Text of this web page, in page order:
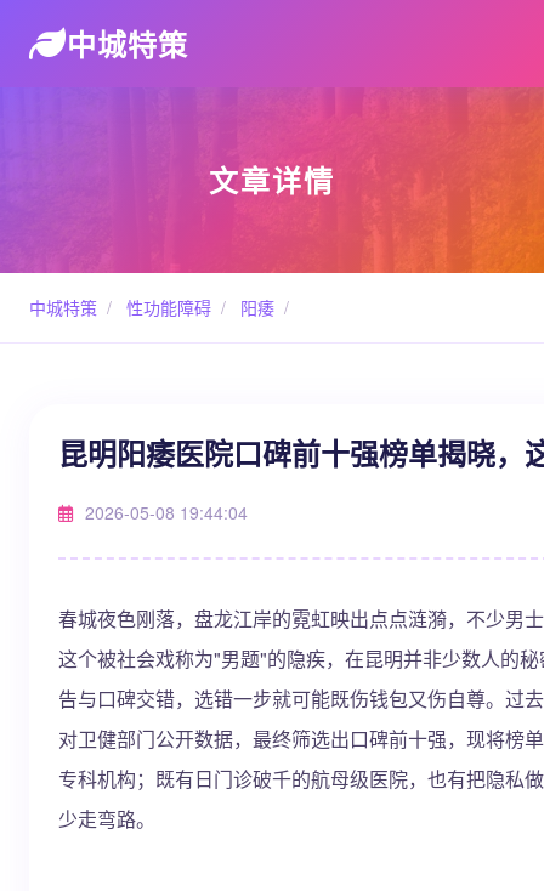
中城特策
文章详情
中城特策 / 性功能障碍 / 阳痿 /
昆明阳痿医院口碑前十强榜单揭晓，
2026-05-08 19:44:04
春城夜色刚落，盘龙江岸的霓虹映出点点涟漪，不少
这个被社会戏称为"男题"的隐疾，在昆明并非少数人的
告与口碑交错，选错一步就可能既伤钱包又伤自尊。过
对卫健部门公开数据，最终筛选出口碑前十强，现将榜
专科机构；既有日门诊破千的航母级医院，也有把隐私
少走弯路。